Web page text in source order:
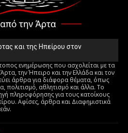
και της Ηπείρου στον
ενημέρωσης που ασχολείται με τα
την Ήπειρο και την Ελλάδα και τον
άρθρα για διάφορα θέματα, όπως
πολιτισμό, αθλητισμό και άλλα. Το
πληροφόρησης για τους κατοίκους
Αφίσες, άρθρα και Διαφημιστικά